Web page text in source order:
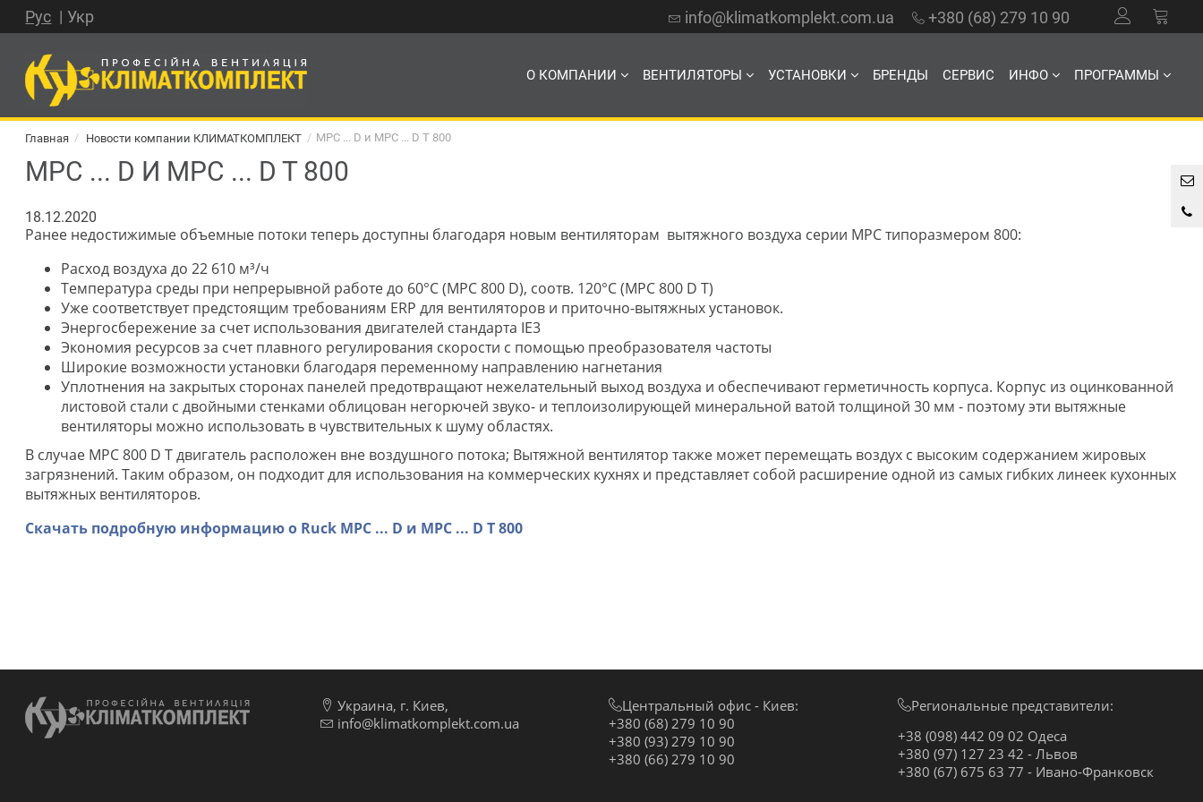
Рус Укр info@klimatkomplekt.com.ua +380 (68) 279 10 90
О КОМПАНИИ ВЕНТИЛЯТОРЫ УСТАНОВКИ БРЕНДЫ СЕРВИС ИНФО ПРОГРАММЫ
Главная Новости компании КЛИМАТКОМПЛЕКТ MPC ... D и MPC ... D T 800
MPC ... D И MPC ... D T 800
18.12.2020
Ранее недостижимые объемные потоки теперь доступны благодаря новым вентиляторам вытяжного воздуха серии MPC типоразмером 800:
Расход воздуха до 22 610 м³/ч
Температура среды при непрерывной работе до 60°C (MPC 800 D), соотв. 120°С (МРС 800 D T)
Уже соответствует предстоящим требованиям ERP для вентиляторов и приточно-вытяжных установок.
Энергосбережение за счет использования двигателей стандарта IE3
Экономия ресурсов за счет плавного регулирования скорости с помощью преобразователя частоты
Широкие возможности установки благодаря переменному направлению нагнетания
Уплотнения на закрытых сторонах панелей предотвращают нежелательный выход воздуха и обеспечивают герметичность корпуса. Корпус из оцинкованной
листовой стали с двойными стенками облицован негорючей звуко- и теплоизолирующей минеральной ватой толщиной 30 мм - поэтому эти вытяжные
вентиляторы можно использовать в чувствительных к шуму областях.
В случае MPC 800 D T двигатель расположен вне воздушного потока; Вытяжной вентилятор также может перемещать воздух с высоким содержанием жировых
загрязнений. Таким образом, он подходит для использования на коммерческих кухнях и представляет собой расширение одной из самых гибких линеек кухонных
вытяжных вентиляторов.
Скачать подробную информацию о Ruck MPC ... D и MPC ... D T 800
Украина, г. Киев,
info@klimatkomplekt.com.ua
Центральный офис - Киев:
+380 (68) 279 10 90
+380 (93) 279 10 90
+380 (66) 279 10 90
Региональные представители:
+38 (098) 442 09 02 Одеса
+380 (97) 127 23 42 - Львов
+380 (67) 675 63 77 - Ивано-Франковск